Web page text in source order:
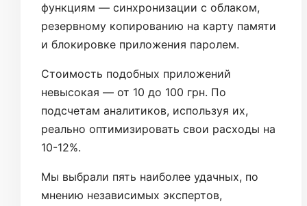
функциям — синхронизации с облаком,
резервному копированию на карту памяти
и блокировке приложения паролем.
Стоимость подобных приложений
невысокая — от 10 до 100 грн. По
подсчетам аналитиков, используя их,
реально оптимизировать свои расходы на
10-12%.
Мы выбрали пять наиболее удачных, по
мнению независимых экспертов,